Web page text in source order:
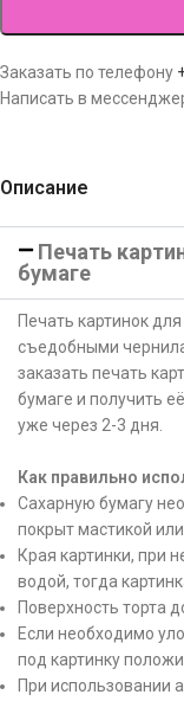
Заказать по телефону
Написать в
Описание
Печать
бумаге
Печать картинок
съедобными
заказать печать
бумаге и получить
уже через 2-3 дня.
Как правильно
Сахарную бумагу
покрыт мастикой
Края картинки, при
водой, тогда
Поверхность торта
Если необходимо
под картинку
При использовании